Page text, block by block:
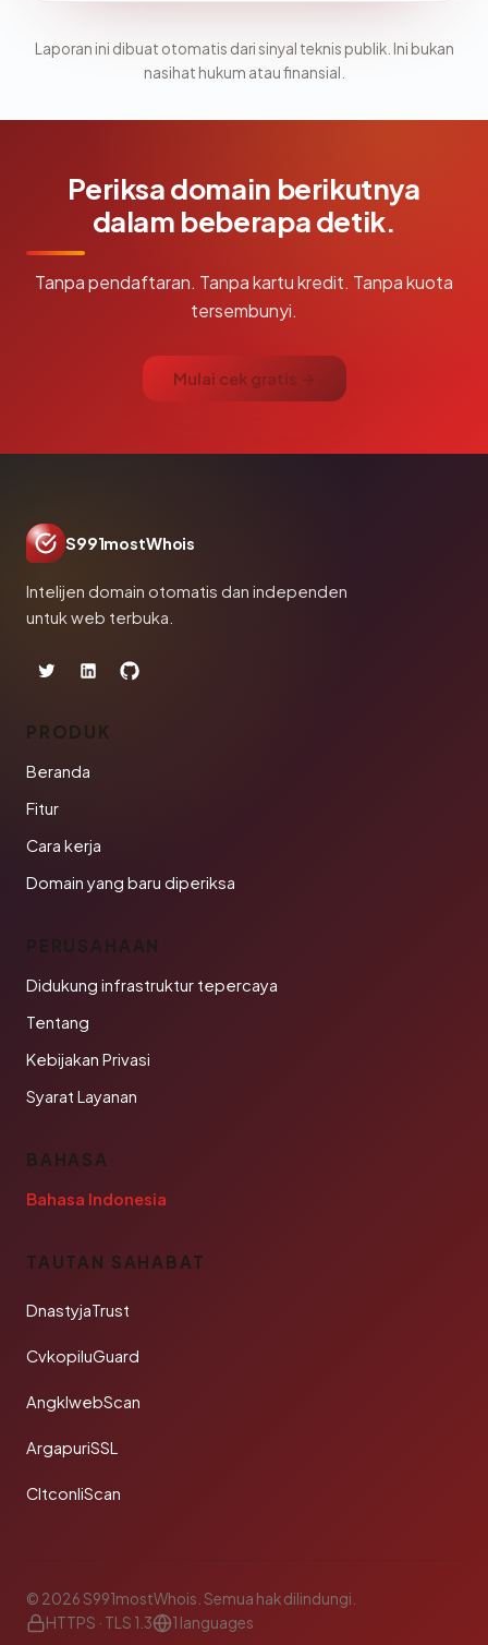
Laporan ini dibuat otomatis dari sinyal teknis publik. Ini bukan
nasihat hukum atau finansial.
Periksa domain berikutnya
dalam beberapa detik.
Tanpa pendaftaran. Tanpa kartu kredit. Tanpa kuota
tersembunyi.
Mulai cek gratis →
S991mostWhois
Intelijen domain otomatis dan independen
untuk web terbuka.
PRODUK
Beranda
Fitur
Cara kerja
Domain yang baru diperiksa
PERUSAHAAN
Didukung infrastruktur tepercaya
Tentang
Kebijakan Privasi
Syarat Layanan
BAHASA
Bahasa Indonesia
TAUTAN SAHABAT
DnastyjaTrust
CvkopiluGuard
AngklwebScan
ArgapuriSSL
CltconliScan
© 2026 S991mostWhois. Semua hak dilindungi.
HTTPS · TLS 1.3
1 languages